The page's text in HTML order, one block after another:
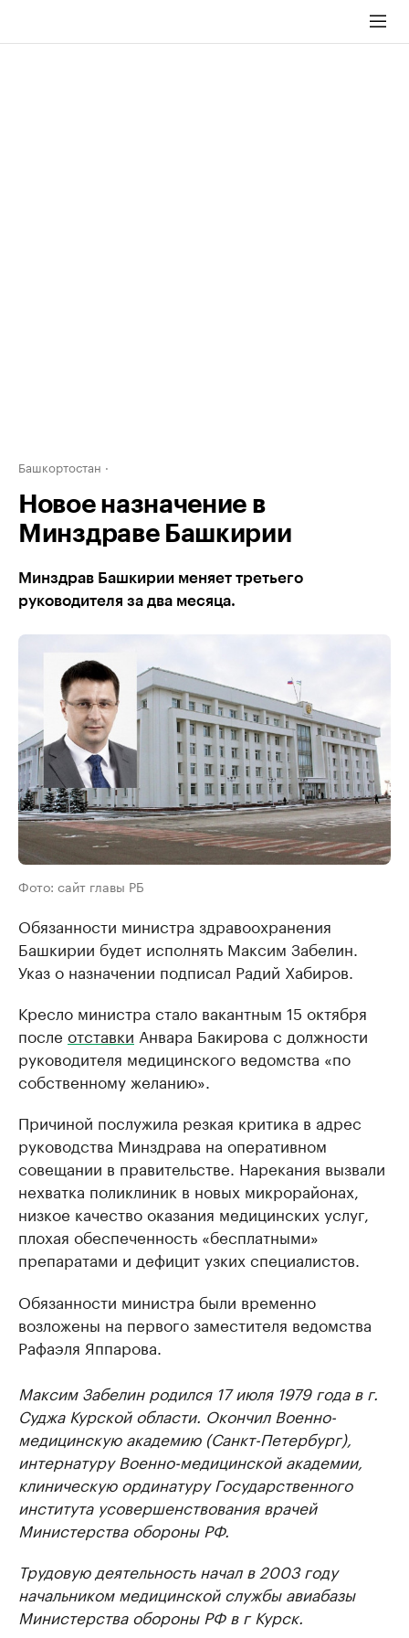
Башкортостан
Новое назначение в
Минздраве Башкирии
Минздрав Башкирии меняет третьего
руководителя за два месяца.
Фото: сайт главы РБ
Обязанности министра здравоохранения
Башкирии ​будет исполнять Максим Забелин.
Указ о назначении подписал Радий Хабиров.
Кресло министра стало вакантным 15 октября
после отставки Анвара Бакирова с должности
руководителя медицинского ведомства «по
собственному желанию».
Причиной послужила резкая критика в адрес
руководства Минздрава на оперативном
совещании в правительстве. Нарекания вызвали
нехватка поликлиник в новых микрорайонах,
низкое качество оказания медицинских услуг,
плохая обеспеченность «бесплатными»
препаратами и дефицит узких специалистов.
Обязанности министра были временно
возложены на первого заместителя ведомства
Рафаэля Яппарова.
Максим Забелин родился 17 июля 1979 года в г.
Суджа Курской области. Окончил Военно-
медицинскую академию (Санкт-Петербург),
интернатуру Военно-медицинской академии,
клиническую ординатуру Государственного
института усовершенствования врачей
Министерства обороны РФ.
Трудовую деятельность начал в 2003 году
начальником медицинской службы авиабазы
Министерства обороны РФ в г Курск.